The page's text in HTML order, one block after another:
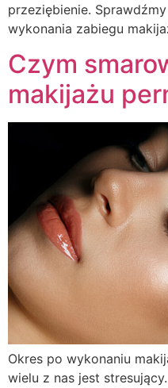
przeziębienie.
wykonania zabiegu
Czym
makijażu
Okres po wykonaniu
wielu z nas jest